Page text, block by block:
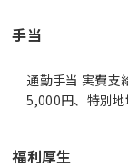
手当
通勤手当 実費支
5,000円、特別
福利厚生